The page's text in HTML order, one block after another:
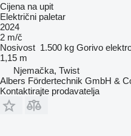
Cijena na upit
Električni paletar
2024
2 m/č
Nosivost 1.500 kg Gorivo
1,15 m
Njemačka, Twist
Albers Fördertechnik GmbH &
Kontaktirajte prodavatelja